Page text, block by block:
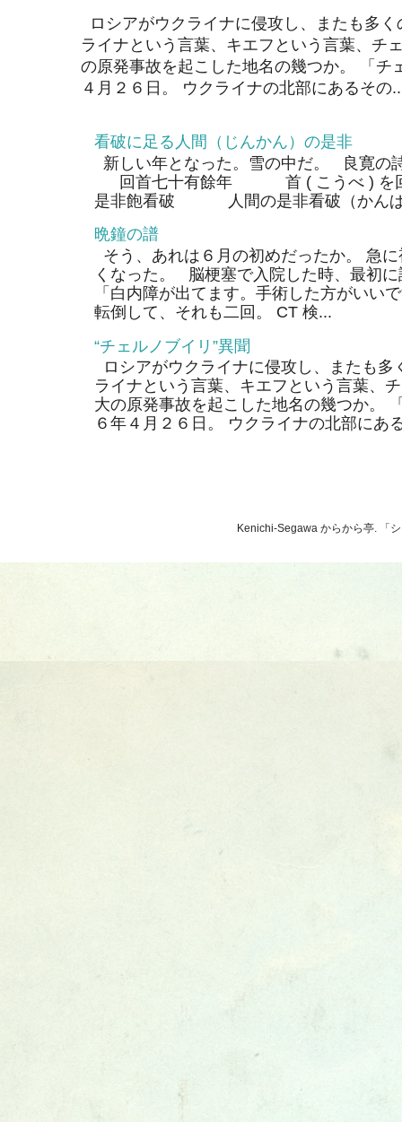
ロシアがウクライナに侵攻し、またも多
ライナという言葉、キエフという言葉、チ
の原発事故を起こした地名の幾つか。 「チ
４月２６日。 ウクライナの北部にあるその
看破に足る人間（じんかん）の是非
新しい年となった。雪の中だ。 良寛の
回首七十有餘年 首 ( こうべ ) を回
是非飽看破 人間の是非看破（かん
晩鐘の譜
そう、あれは６月の初めだったか。 急
くなった。 脳梗塞で入院した時、最初
「白内障が出てます。手術した方がい
転倒して、それも二回。 CT 検...
“チェルノブイリ”異聞
ロシアがウクライナに侵攻し、またも
ライナという言葉、キエフという言葉、
大の原発事故を起こした地名の幾つか。
６年４月２６日。 ウクライナの北部にあ
Kenichi-Segawa からから亭. 「